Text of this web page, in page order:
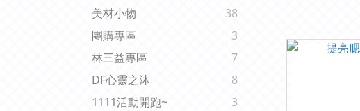
美材小物
38
團購專區
3
林三益專區
7
DF心靈之沐
8
1111活動開跑~
3